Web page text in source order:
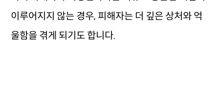
이루어지지 않는 경우, 피해자는 더 깊은 상처와 억
울함을 겪게 되기도 합니다.